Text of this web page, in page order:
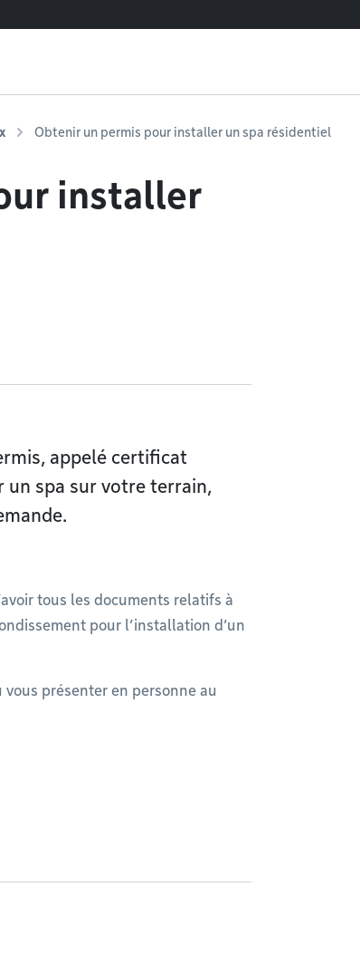
Obtenir un permis pour installer un spa résidentiel
installer
appelé certificat
un spa sur votre terrain,
tous les documents relatifs à
pour l’installation d’un
présenter en personne au